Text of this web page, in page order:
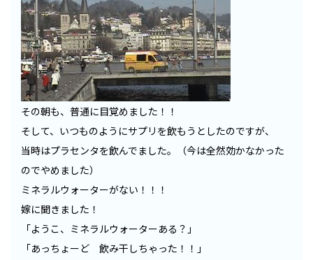
その朝も、普通に目覚めました！！
そして、いつものようにサプリを飲もうとしたのですが、
当時はプラセンタを飲んでました。（今は全然効かなかった
のでやめました）
ミネラルウォーターがない！！！
嫁に聞きました！
「ようこ、ミネラルウォーターある？」
「あっちょーど 飲み干しちゃった！！」